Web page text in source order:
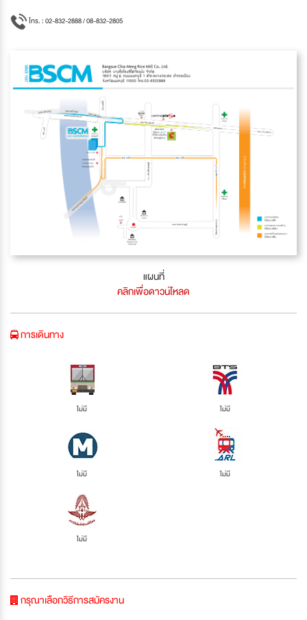
โทร. : 02-832-2888 / 08-832-2805
แผนที่
คลิกเพื่อดาวน์โหลด
การเดินทาง
ไม่มี ไม่มี
ไม่มี ไม่มี
ไม่มี
กรุณาเลือกวิธีการสมัครงาน